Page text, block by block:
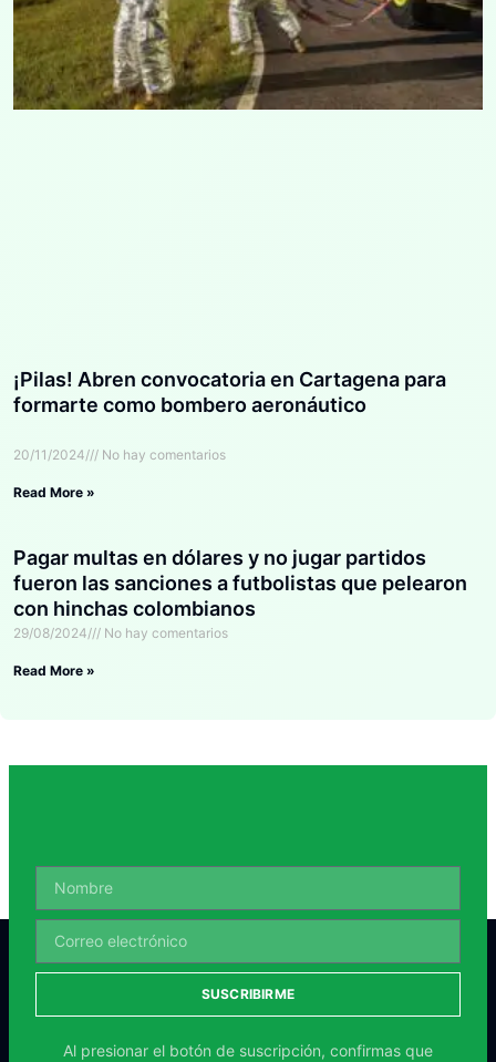
¡Pilas! Abren convocatoria en Cartagena para
formarte como bombero aeronáutico
20/11/2024 No hay comentarios
Read More »
Pagar multas en dólares y no jugar partidos
fueron las sanciones a futbolistas que pelearon
con hinchas colombianos
29/08/2024 No hay comentarios
Read More »
SUSCRIBIRME
Al presionar el botón de suscripción, confirmas que